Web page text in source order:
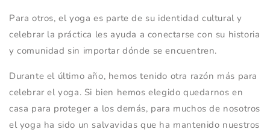
Para otros, el yoga es parte de su identidad cultural y
celebrar la práctica les ayuda a conectarse con su historia
y comunidad sin importar dónde se encuentren.
Durante el último año, hemos tenido otra razón más para
celebrar el yoga. Si bien hemos elegido quedarnos en
casa para proteger a los demás, para muchos de nosotros
el yoga ha sido un salvavidas que ha mantenido nuestros